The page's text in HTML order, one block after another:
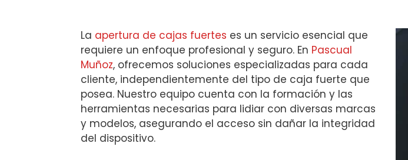
La apertura de cajas fuertes es un servicio esencial que
requiere un enfoque profesional y seguro. En Pascual
Muñoz, ofrecemos soluciones especializadas para cada
cliente, independientemente del tipo de caja fuerte que
posea. Nuestro equipo cuenta con la formación y las
herramientas necesarias para lidiar con diversas marcas
y modelos, asegurando el acceso sin dañar la integridad
del dispositivo.